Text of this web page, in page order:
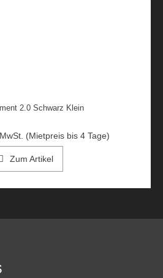
2.0 Schwarz Klein
(Mietpreis bis 4 Tage)
Zum Artikel